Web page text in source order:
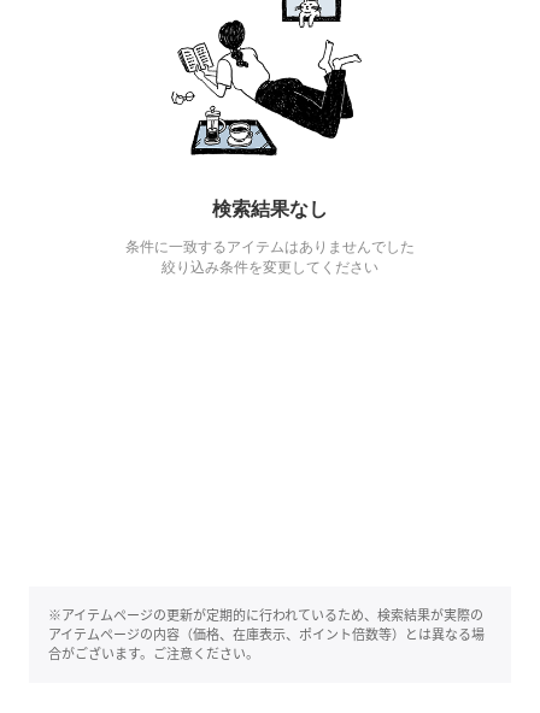
検索結果なし
条件に一致するアイテムはありませんでした
絞り込み条件を変更してください
※アイテムページの更新が定期的に行われているため、検索結果が実際の
アイテムページの内容（価格、在庫表示、ポイント倍数等）とは異なる場
合がございます。ご注意ください。